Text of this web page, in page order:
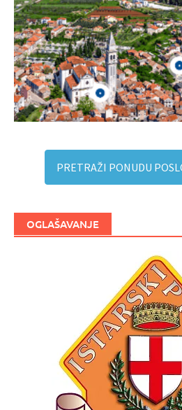
PRETRAŽI PONUDU
OGLAŠAVANJE